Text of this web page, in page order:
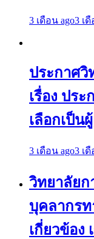
3 เดือน ago3 เ
ประกาศวิ
เรื่อง ปร
เลือกเป็
3 เดือน ago3 เ
วิทยาลัย
บุคลากร
เกี่ยวข้อง